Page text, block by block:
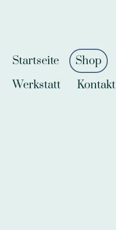
Startseite Shop
Werkstatt
Kontakt